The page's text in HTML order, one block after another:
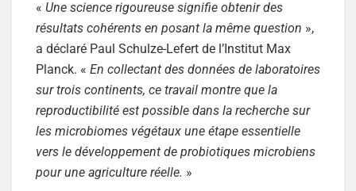
« Une science rigoureuse signifie obtenir des
résultats cohérents en posant la même question »,
a déclaré Paul Schulze-Lefert de l’Institut Max
Planck. « En collectant des données de laboratoires
sur trois continents, ce travail montre que la
reproductibilité est possible dans la recherche sur
les microbiomes végétaux une étape essentielle
vers le développement de probiotiques microbiens
pour une agriculture réelle. »